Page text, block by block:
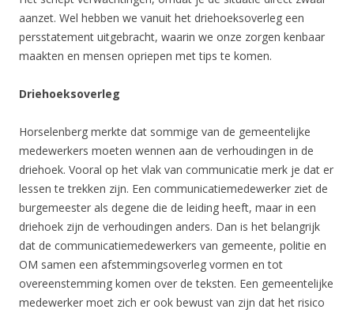
aanzet. Wel hebben we vanuit het driehoeksoverleg een
persstatement uitgebracht, waarin we onze zorgen kenbaar
maakten en mensen opriepen met tips te komen.
Driehoeksoverleg
Horselenberg merkte dat sommige van de gemeentelijke
medewerkers moeten wennen aan de verhoudingen in de
driehoek. Vooral op het vlak van communicatie merk je dat er
lessen te trekken zijn. Een communicatiemedewerker ziet de
burgemeester als degene die de leiding heeft, maar in een
driehoek zijn de verhoudingen anders. Dan is het belangrijk
dat de communicatiemedewerkers van gemeente, politie en
OM samen een afstemmingsoverleg vormen en tot
overeenstemming komen over de teksten. Een gemeentelijke
medewerker moet zich er ook bewust van zijn dat het risico